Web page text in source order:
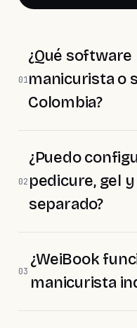
01
¿Qué
manicurista o
Colombia?
02
¿Puedo
pedicure, gel
separado?
03
¿WeiBook
manicurista